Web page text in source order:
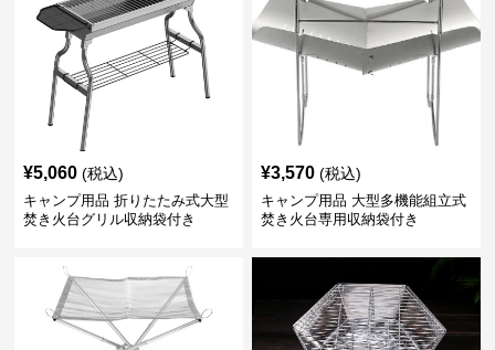
¥5,060 (税込)
キャンプ用品 折りたたみ式大型
焚き火台グリル収納袋付き
¥3,570 (税込)
キャンプ用品 大型多機能組立式
焚き火台専用収納袋付き